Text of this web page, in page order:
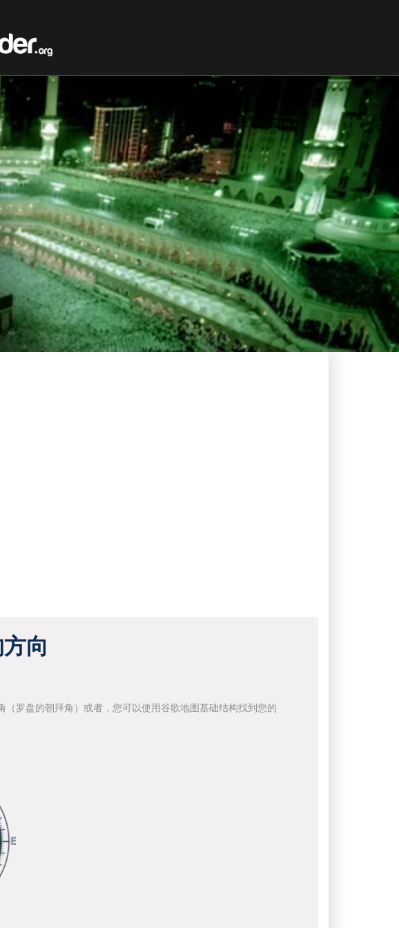
向
罗盘的朝拜角）或者，您可以使用谷歌地图基础结构找到您的